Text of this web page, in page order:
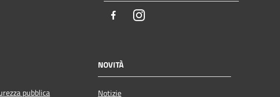
FacebookInstagram
pubblica
NOVITÀ
Notizie